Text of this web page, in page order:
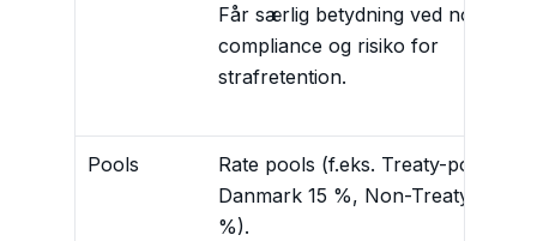
Får særlig betydning ved non-
compliance og risiko for
strafretention.
Pools
Rate pools (f.eks. Treaty-pool
Danmark 15 %, Non-Treaty 30
%).